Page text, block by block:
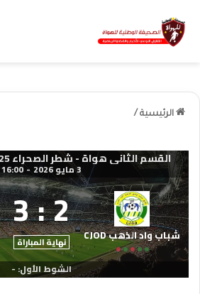
الرئيسية /
القسم الثاني هواة - شطر الصحراء 2025-2026
3 مايو 2026 -
16:00
شباب واد الذهب CJOD 2
:
3
نهاية المباراة
الشوط الأول: -